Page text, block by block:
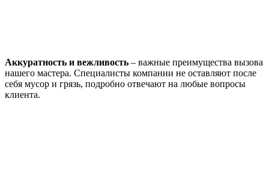
Аккуратность и вежливость – важные преимущества вызова
нашего мастера. Специалисты компании не оставляют после
себя мусор и грязь, подробно отвечают на любые вопросы
клиента.